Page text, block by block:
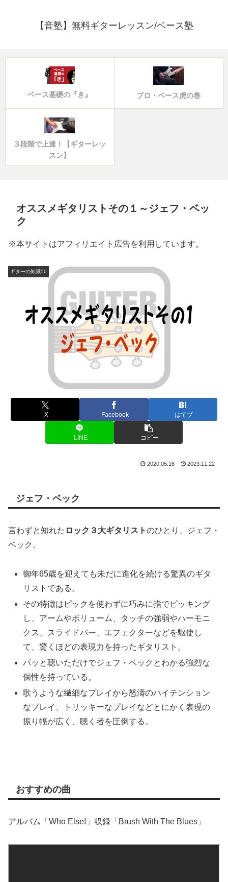
【音塾】無料ギターレッスン/ベース塾
ベース基礎の『き』 プロ・ベース虎の巻
３段階で上達！【ギターレッ
スン】
オススメギタリストその１～ジェフ・ベッ
ク
※本サイトはアフィリエイト広告を利用しています。
ギターの知識50
X Facebook はてブ
LINE コピー
2020.05.16 2023.11.22
ジェフ・ベック
言わずと知れた ロック３大ギタリストのひとり、ジェフ・
ベック。
御年65歳を迎えても未だに進化を続ける驚異のギタ
リストである。
その特徴はピックを使わずに巧みに指でピッキング
し、アームやボリューム、タッチの強弱やハーモニ
クス、スライドバー、エフェクターなどを駆使し
て、驚くほどの表現力を持ったギタリスト。
パッと聴いただけでジェフ・ベックとわかる強烈な
個性を持っている。
歌うような繊細なプレイから怒濤のハイテンション
なプレイ、トリッキーなプレイなどとにかく表現の
振り幅が広く、聴く者を圧倒する。
おすすめの曲
アルバム「Who Else!」収録「Brush With The Blues」